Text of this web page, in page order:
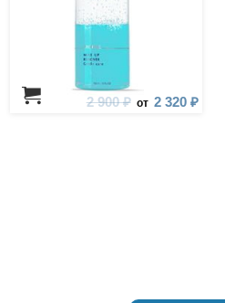
2 900 ₽ от 2 320 ₽